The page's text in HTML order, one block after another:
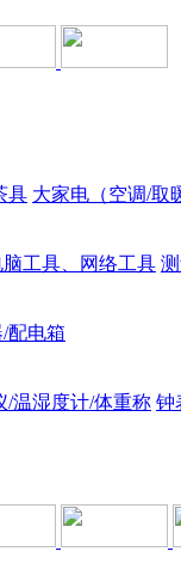
具 大家电（空调/取
脑工具、网络工具
配电箱
/温湿度计/体重称 钟